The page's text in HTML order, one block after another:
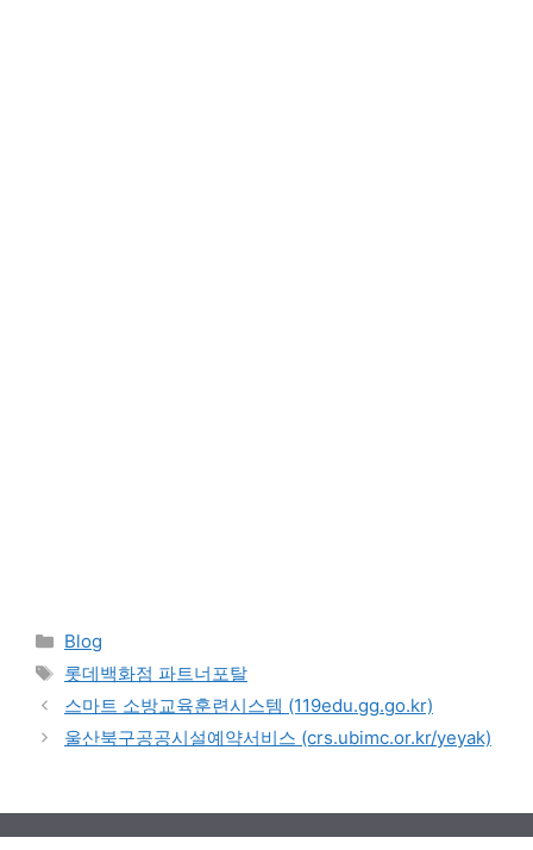
Categories
Blog
Tags
롯데백화점 파트너포탈
스마트 소방교육훈련시스템 (119edu.gg.go.kr)
울산북구공공시설예약서비스 (crs.ubimc.or.kr/yeyak)